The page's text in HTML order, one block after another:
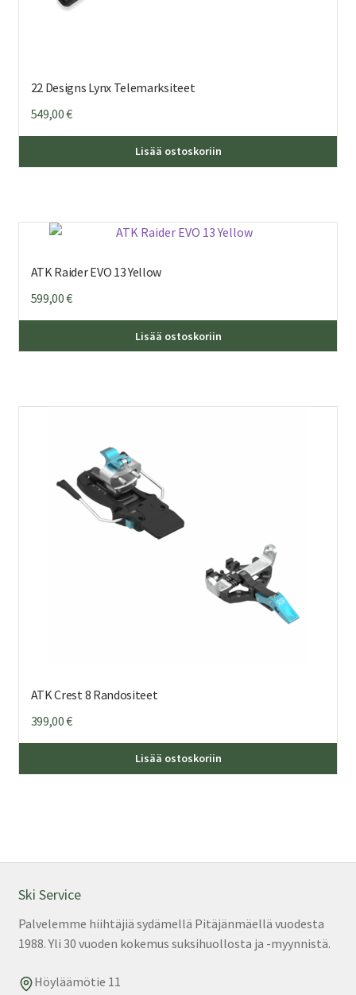
22 Designs Lynx Telemarksiteet
549,00€
Lisää ostoskoriin
ATK Raider EVO 13 Yellow
599,00€
Lisää ostoskoriin
ATK Crest 8 Randositeet
399,00€
Lisää ostoskoriin
Ski Service
Palvelemme hiihtäjiä sydämellä Pitäjänmäellä vuodesta
1988. Yli 30 vuoden kokemus suksihuollosta ja -myynnistä.
Höyläämötie 11